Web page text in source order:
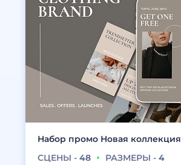
Набор промо Новая коллекция
СЦЕНЫ - 48 РАЗМЕРЫ - 4